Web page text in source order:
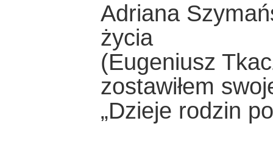
Adriana
życia
(Eugeniusz
zostawiłem
„Dzieje rodzin